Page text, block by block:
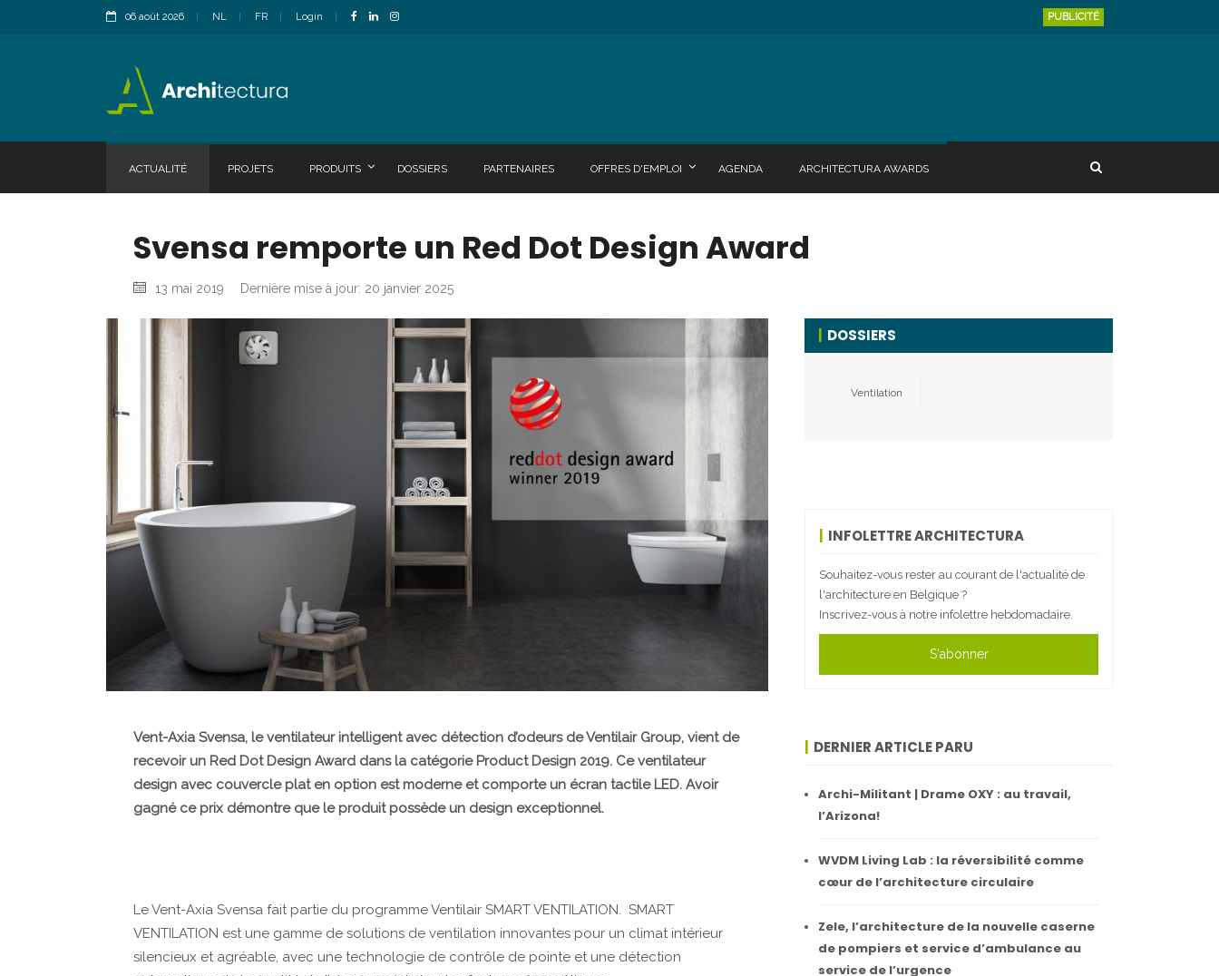
06 août 2026 NL FR Login PUBLICITÉ
ACTUALITÉ PROJETS PRODUITS DOSSIERS PARTENAIRES OFFRES D'EMPLOI AGENDA ARCHITECTURA AWARDS
Svensa remporte un Red Dot Design Award
13 mai 2019 Dernière mise à jour: 20 janvier 2025
Vent-Axia Svensa, le ventilateur intelligent avec détection d’odeurs de Ventilair Group, vient de
recevoir un Red Dot Design Award dans la catégorie Product Design 2019. Ce ventilateur
design avec couvercle plat en option est moderne et comporte un écran tactile LED. Avoir
gagné ce prix démontre que le produit possède un design exceptionnel.
Le Vent-Axia Svensa fait partie du programme Ventilair SMART VENTILATION. SMART
VENTILATION est une gamme de solutions de ventilation innovantes pour un climat intérieur
silencieux et agréable, avec une technologie de contrôle de pointe et une détection
DOSSIERS
Ventilation
INFOLETTRE ARCHITECTURA
Souhaitez-vous rester au courant de l'actualité de
l'architecture en Belgique ?
Inscrivez-vous à notre infolettre hebdomadaire.
S'abonner
DERNIER ARTICLE PARU
Archi-Militant | Drame OXY : au travail,
l’Arizona!
WVDM Living Lab : la réversibilité comme
cœur de l’architecture circulaire
Zele, l’architecture de la nouvelle caserne
de pompiers et service d’ambulance au
service de l’urgence